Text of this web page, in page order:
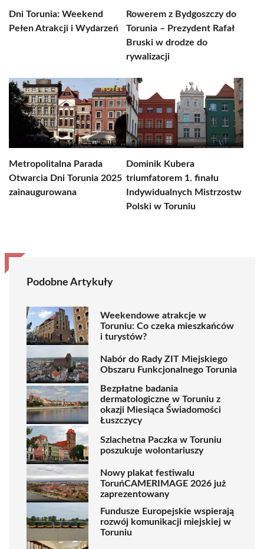
Dni Torunia: Weekend
Pełen Atrakcji i Wydarzeń
Rowerem z Bydgoszczy do
Torunia – Prezydent Rafał
Bruski w drodze do
rywalizacji
Metropolitalna Parada
Otwarcia Dni Torunia 2025
zainaugurowana
Dominik Kubera
triumfatorem 1. finału
Indywidualnych Mistrzostw
Polski w Toruniu
Podobne Artykuły
Weekendowe atrakcje w
Toruniu: Co czeka mieszkańców
i turystów?
Nabór do Rady ZIT Miejskiego
Obszaru Funkcjonalnego Torunia
Bezpłatne badania
dermatologiczne w Toruniu z
okazji Miesiąca Świadomości
Łuszczycy
Szlachetna Paczka w Toruniu
poszukuje wolontariuszy
Nowy plakat festiwalu
ToruńCAMERIMAGE 2026 już
zaprezentowany
Fundusze Europejskie wspierają
rozwój komunikacji miejskiej w
Toruniu